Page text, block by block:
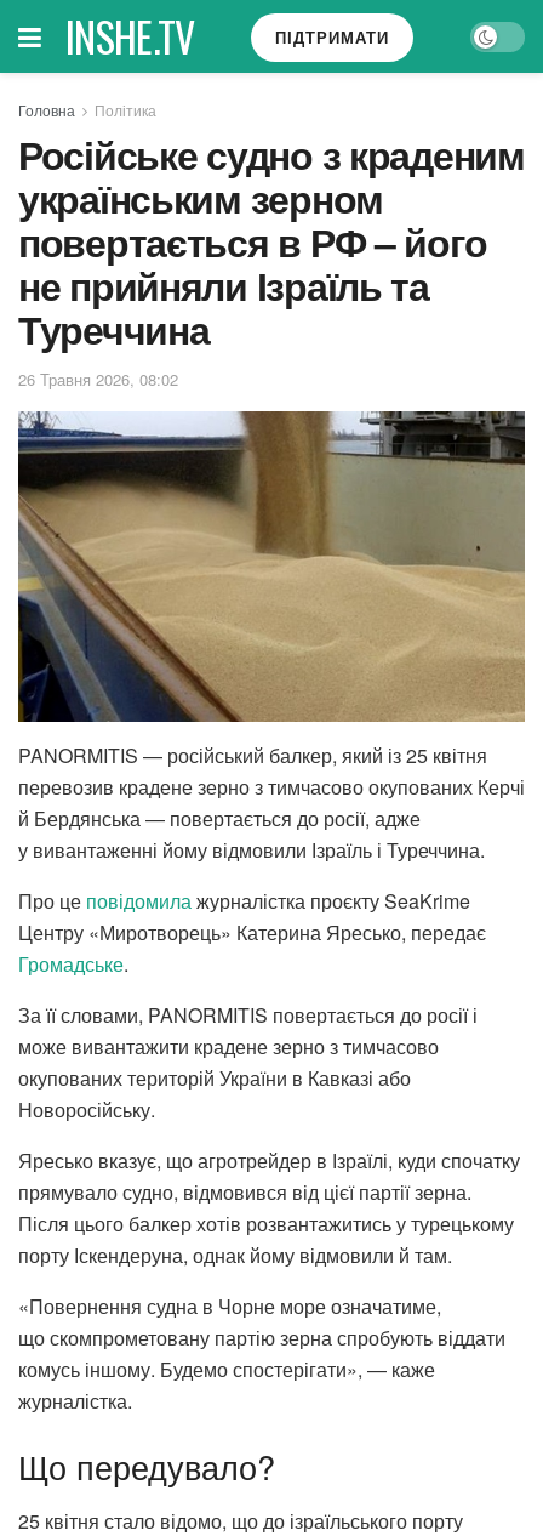
INSHE.TV ПІДТРИМАТИ
Головна Політика
Російське судно з краденим
українським зерном
повертається в РФ – його
не прийняли Ізраїль та
Туреччина
26 Травня 2026, 08:02
PANORMITIS — російський балкер, який із 25 квітня
перевозив крадене зерно з тимчасово окупованих Керчі
й Бердянська — повертається до росії, адже
у вивантаженні йому відмовили Ізраїль і Туреччина.
Про це повідомилажурналістка проєкту SeaKrime
Центру «Миротворець» Катерина Яресько, передає
Громадське.
За її словами, PANORMITIS повертається до росії і
може вивантажити крадене зерно з тимчасово
окупованих територій України в Кавказі або
Новоросійську.
Яресько вказує, що агротрейдер в Ізраїлі, куди спочатку
прямувало судно, відмовився від цієї партії зерна.
Після цього балкер хотів розвантажитись у турецькому
порту Іскендеруна, однак йому відмовили й там.
«Повернення судна в Чорне море означатиме,
що скомпрометовану партію зерна спробують віддати
комусь іншому. Будемо спостерігати», — каже
журналістка.
Що передувало?
25 квітня стало відомо, що до ізраїльського порту